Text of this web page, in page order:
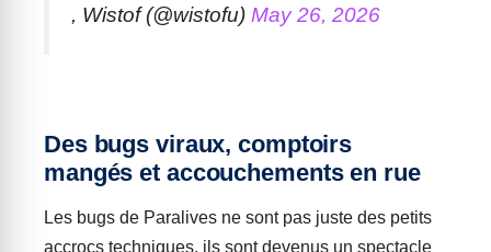
, Wistof (@wistofu) May 26, 2026
Des bugs viraux, comptoirs
mangés et accouchements en rue
Les bugs de Paralives ne sont pas juste des petits
accrocs techniques, ils sont devenus un spectacle